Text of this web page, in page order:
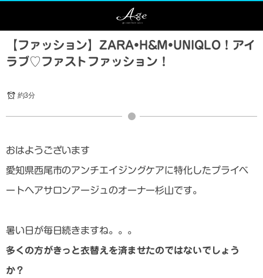
【ファッション】ZARA•H&M•UNIQLO！アイ
ラブ♡ファストファッション！
約3分
おはようございます
愛知県西尾市のアンチエイジングケアに特化したプライベ
ートヘアサロンアージュのオーナー杉山です。
暑い日が毎日続きますね。。。
多くの方がきっと衣替えを済ませたのではないでしょう
か？